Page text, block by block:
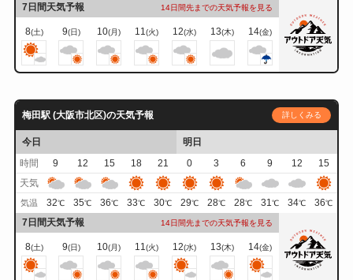
7日間天気予報 14日間先までの天気予報を見る
8(土) 9(日) 10(月) 11(火) 12(水) 13(木) 14(金)
梅田駅 (大阪市北区)の天気予報 詳しくみる
今日
明日
時間
9 12 15 18 21 0 3 6 9 12
15
天気
気温 32℃ 35℃ 36℃ 33℃ 30℃ 29℃ 28℃ 28℃ 31℃ 34℃ 36℃
7日間天気予報 14日間先までの天気予報を見る
8(土) 9(日) 10(月) 11 (火) 12(水) 13(木) 14(金)